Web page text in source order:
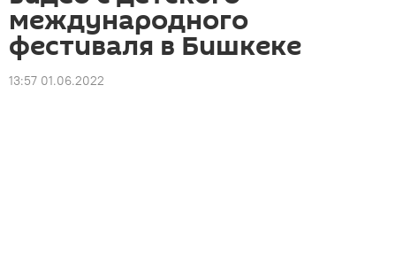
международного
фестиваля в Бишкеке
13:57 01.06.2022